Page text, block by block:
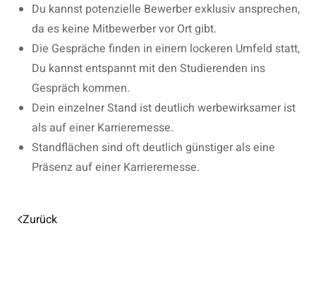
Du kannst potenzielle Bewerber exklusiv ansprechen,
da es keine Mitbewerber vor Ort gibt.
Die Gespräche finden in einem lockeren Umfeld statt,
Du kannst entspannt mit den Studierenden ins
Gespräch kommen.
Dein einzelner Stand ist deutlich werbewirksamer ist
als auf einer Karrieremesse.
Standflächen sind oft deutlich günstiger als eine
Präsenz auf einer Karrieremesse.
Zurück